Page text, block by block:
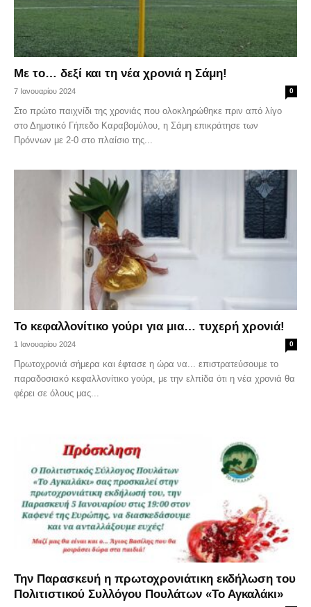
Με το… δεξί και τη νέα χρονιά η Σάμη!
7 Ιανουαρίου 2024 0
Στο πρώτο παιχνίδι της χρονιάς που ολοκληρώθηκε πριν από λίγο
στο Δημοτικό Γήπεδο Καραβομύλου, η Σάμη επικράτησε των
Πρόννων με 2-0 στο πλαίσιο της...
Το κεφαλλονίτικο γούρι για μια… τυχερή χρονιά!
1 Ιανουαρίου 2024 0
Πρωτοχρονιά σήμερα και έφτασε η ώρα να... επιστρατεύσουμε το
παραδοσιακό κεφαλλονίτικο γούρι, με την ελπίδα ότι η νέα χρονιά θα
φέρει σε όλους μας...
Την Παρασκευή η πρωτοχρονιάτικη εκδήλωση του
Πολιτιστικού Συλλόγου Πουλάτων «Το Αγκαλάκι»